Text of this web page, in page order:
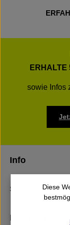
ERHALTE
sowie Infos
Info
Shop
Rechtliches
Diese